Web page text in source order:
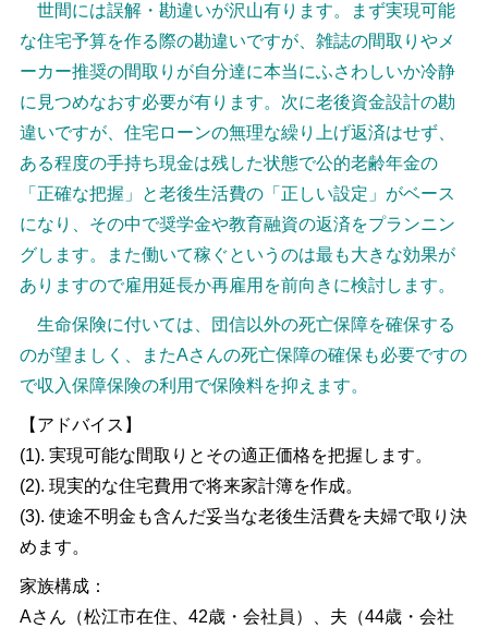
世間には誤解・勘違いが沢山有ります。まず実現可能
な住宅予算を作る際の勘違いですが、雑誌の間取りやメ
ーカー推奨の間取りが自分達に本当にふさわしいか冷静
に見つめなおす必要が有ります。次に老後資金設計の勘
違いですが、住宅ローンの無理な繰り上げ返済はせず、
ある程度の手持ち現金は残した状態で公的老齢年金の
「正確な把握」と老後生活費の「正しい設定」がベース
になり、その中で奨学金や教育融資の返済をプランニン
グします。また働いて稼ぐというのは最も大きな効果が
ありますので雇用延長か再雇用を前向きに検討します。
生命保険に付いては、団信以外の死亡保障を確保する
のが望ましく、またAさんの死亡保障の確保も必要ですの
で収入保障保険の利用で保険料を抑えます。
【アドバイス】
(1). 実現可能な間取りとその適正価格を把握します。
(2). 現実的な住宅費用で将来家計簿を作成。
(3). 使途不明金も含んだ妥当な老後生活費を夫婦で取り決
めます。
家族構成：
Aさん（松江市在住、42歳・会社員）、夫（44歳・会社